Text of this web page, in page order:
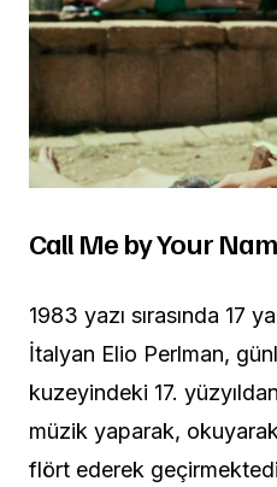
Call Me by Your
1983 yazı sırasında 17
İtalyan Elio Perlman,
kuzeyindeki 17.
müzik yaparak,
flört ederek